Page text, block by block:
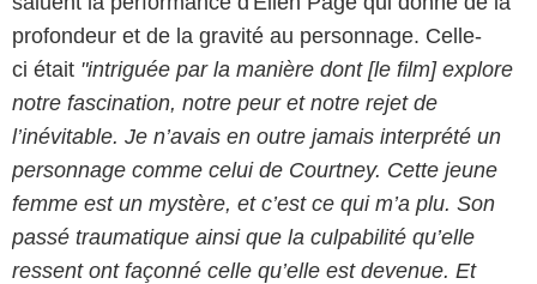
profondeur et de la gravité au personnage. Celle-
ci était "intriguée par la manière dont [le film] explore
notre fascination, notre peur et notre rejet de
l’inévitable. Je n’avais en outre jamais interprété un
personnage comme celui de Courtney. Cette jeune
femme est un mystère, et c’est ce qui m’a plu. Son
passé traumatique ainsi que la culpabilité qu’elle
ressent ont façonné celle qu’elle est devenue. Et